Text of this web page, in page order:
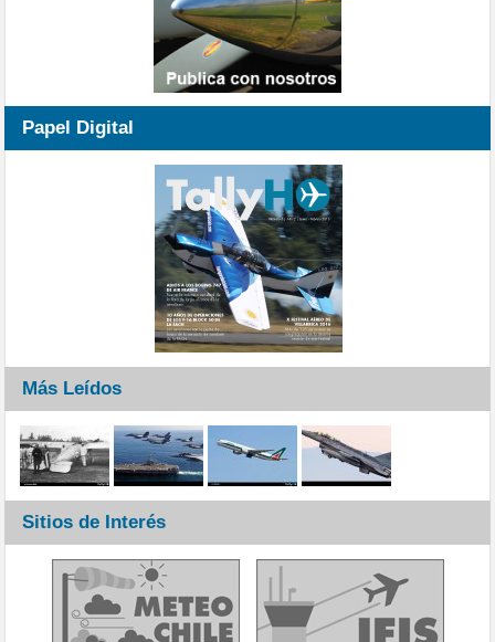
Papel Digital
Más Leídos
Sitios de Interés